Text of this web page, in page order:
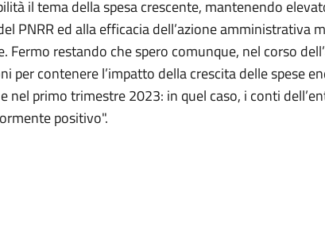
il tema della spesa crescente, mantenendo
PNRR ed alla efficacia dell’azione amministrativa
Fermo restando che spero comunque, nel corso
per contenere l’impatto della crescita delle spese
nel primo trimestre 2023: in quel caso, i conti
positivo".